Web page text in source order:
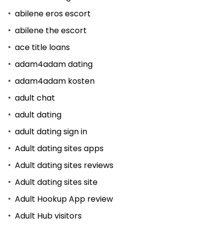
abilene eros escort
abilene the escort
ace title loans
adam4adam dating
adam4adam kosten
adult chat
adult dating
adult dating sign in
Adult dating sites apps
Adult dating sites reviews
Adult dating sites site
Adult Hookup App review
Adult Hub visitors